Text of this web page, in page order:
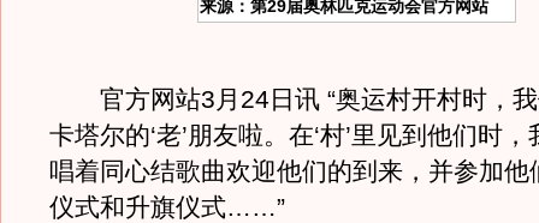
来源：第29届奥林匹克运动会官方网站
官方网站3月24日讯 “奥运村开村时，我
卡塔尔的‘老’朋友啦。在‘村’里见到他们时
唱着同心结歌曲欢迎他们的到来，并参加他
仪式和升旗仪式……”